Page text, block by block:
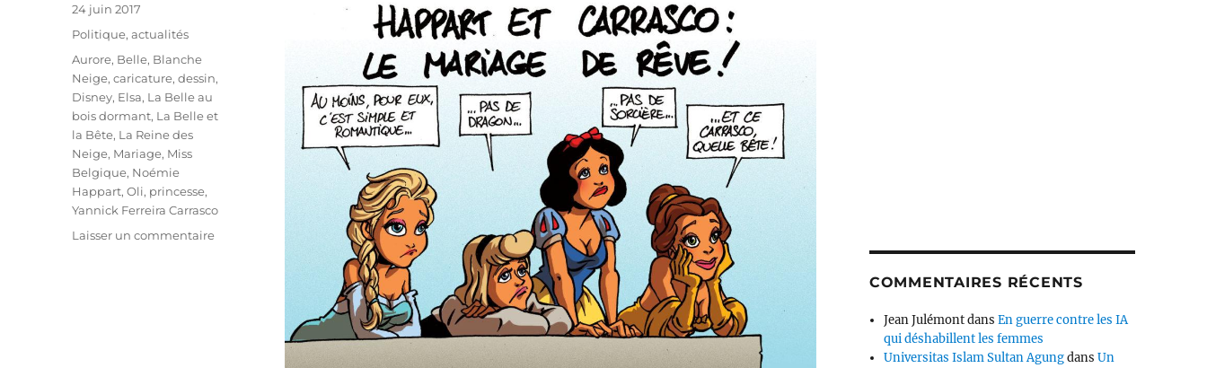
Publié
24 juin 2017
Catégories
Politique, actualités
Étiquettes
Aurore, Belle, Blanche
Neige,caricature,dessin,
Disney, Elsa, La Belle au
bois dormant, La Belle et
la Bête, La Reine des
Neige, Mariage, Miss
Belgique, Noémie
Happart,Oli, princesse,
Yannick Ferreira Carrasco
Laisser un commentairesur
COMMENTAIRES RÉCENTS
Jean JulémontdansEn guerre contre les IA
qui déshabillent les femmes
Universitas Islam Sultan AgungdansUn